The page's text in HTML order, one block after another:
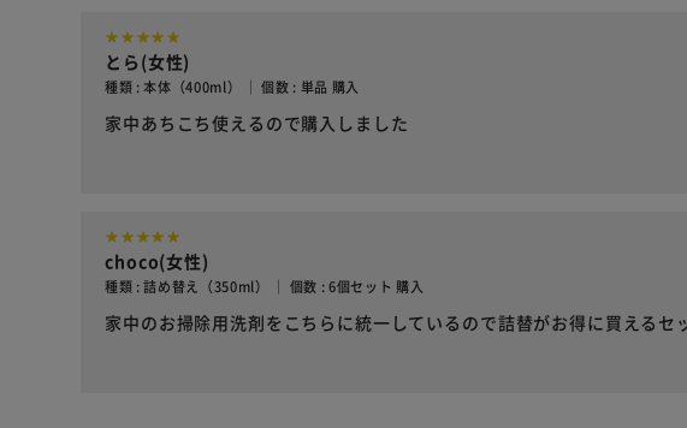
とら(女性)
種類 : 本体（400ml） ｜ 個数 : 単品 購入
家中あちこち使えるので購入しました
choco(女性)
種類 : 詰め替え（350ml） ｜ 個数 : 6個セット 購入
家中のお掃除用洗剤をこちらに統一しているので詰替がお得に買えるセ